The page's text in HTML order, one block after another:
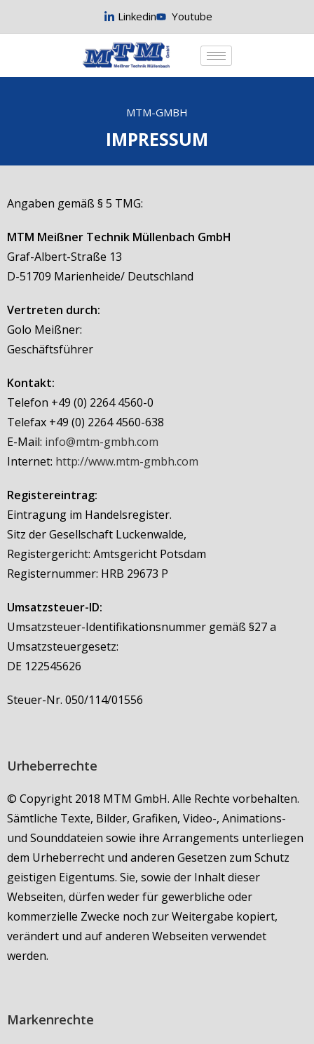
Linkedin Youtube
MTM-GMBH
IMPRESSUM
Angaben gemäß § 5 TMG:
MTM Meißner Technik Müllenbach GmbH
Graf-Albert-Straße 13
D-51709 Marienheide/ Deutschland
Vertreten durch:
Golo Meißner:
Geschäftsführer
Kontakt:
Telefon +49 (0) 2264 4560-0
Telefax +49 (0) 2264 4560-638
E-Mail: info@mtm-gmbh.com
Internet: http://www.mtm-gmbh.com
Registereintrag:
Eintragung im Handelsregister.
Sitz der Gesellschaft Luckenwalde,
Registergericht: Amtsgericht Potsdam
Registernummer: HRB 29673 P
Umsatzsteuer-ID:
Umsatzsteuer-Identifikationsnummer gemäß §27 a
Umsatzsteuergesetz:
DE 122545626
Steuer-Nr. 050/114/01556
Urheberrechte
© Copyright 2018 MTM GmbH. Alle Rechte vorbehalten.
Sämtliche Texte, Bilder, Grafiken, Video-, Animations-
und Sounddateien sowie ihre Arrangements unterliegen
dem Urheberrecht und anderen Gesetzen zum Schutz
geistigen Eigentums. Sie, sowie der Inhalt dieser
Webseiten, dürfen weder für gewerbliche oder
kommerzielle Zwecke noch zur Weitergabe kopiert,
verändert und auf anderen Webseiten verwendet
werden.
Markenrechte